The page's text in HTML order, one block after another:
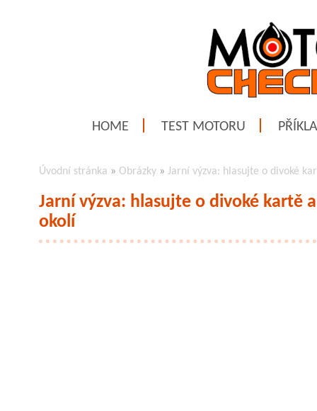
HOME TEST MOTORU
Úvodní stránka » Obrázky » Jarní výzva: hlasujte o divoké
Jarní výzva: hlasujte o divoké kartě
okolí